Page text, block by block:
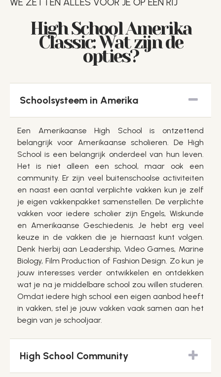
High School Amerika
Classic: Wat zijn de
opties?
Schoolsysteem in Amerika
Een Amerikaanse High School is ontzettend
belangrijk voor Amerikaanse scholieren. De High
School is een belangrijk onderdeel van hun leven.
Het is niet alleen een school, maar ook een
community. Er zijn veel buitenschoolse activiteiten
en naast een aantal verplichte vakken kun je zelf
je eigen vakkenpakket samenstellen. De verplichte
vakken voor iedere scholier zijn Engels, Wiskunde
en Amerikaanse Geschiedenis. Je hebt erg veel
keuze in de vakken die je hiernaast kunt volgen.
Denk hierbij aan Leadership, Video Games, Marine
Biology, Film Production of Fashion Design. Zo kun je
jouw interesses verder ontwikkelen en ontdekken
wat je na je middelbare school zou willen studeren.
Omdat iedere high school een eigen aanbod heeft
in vakken, stel je jouw vakken vaak samen aan het
begin van je schooljaar.
High School Community